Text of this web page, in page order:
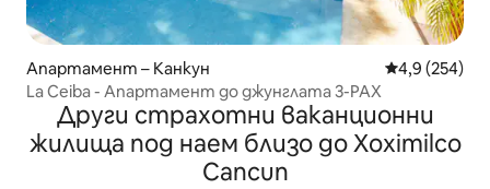
Апартамент – Канкун Средна
4,9 (254)
La Ceiba - Апартамент до джунглата 3-PAX
Други страхотни ваканционни
жилища под наем близо до Xoximilco
Cancun